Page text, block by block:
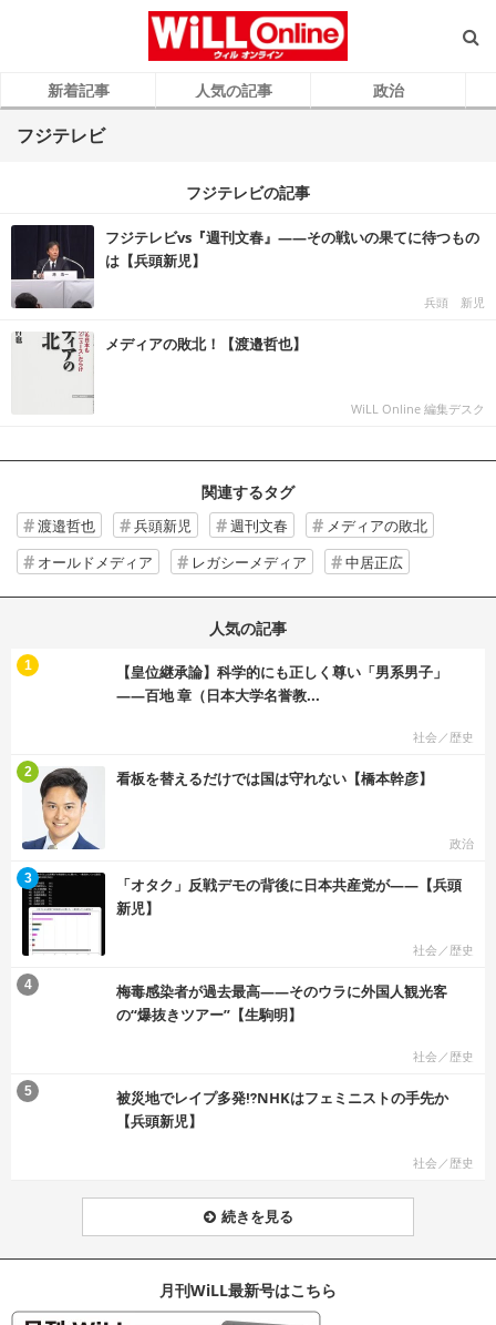
新着記事 人気の記事 政治
フジテレビ
フジテレビの記事
フジテレビvs『週刊文春』――その戦いの果てに待つもの
は【兵頭新児】
兵頭 新児
メディアの敗北！【渡邉哲也】
WiLL Online 編集デスク
関連するタグ
渡邉哲也 兵頭新児 週刊文春
メディアの敗北
オールドメディア
レガシーメディア 中居正広
人気の記事
【皇位継承論】科学的にも正しく尊い「男系男子」
――百地 章（日本大学名誉教...
社会／歴史
1
看板を替えるだけでは国は守れない【橋本幹彦】
政治
2
「オタク」反戦デモの背後に日本共産党が――【兵頭
新児】
社会／歴史
3
梅毒感染者が過去最高――そのウラに外国人観光客
の“爆抜きツアー”【生駒明】
社会／歴史
4
被災地でレイプ多発⁉NHKはフェミニストの手先か
【兵頭新児】
社会／歴史
5
続きを見る
月刊WiLL最新号はこちら